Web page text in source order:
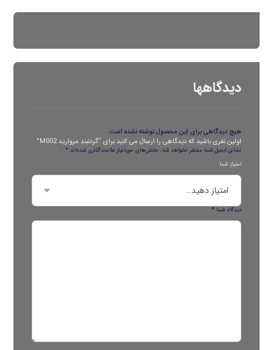
دیدگاهها
هیچ دیدگاهی برای این محصول نوشته نشده است.
اولین نفری باشید که دیدگاهی را ارسال می کنید برای “گردنبند مروارید M002”
نشانی ایمیل شما منتشر نخواهد شد. بخش‌های موردنیاز علامت‌گذاری شده‌اند*
امتیاز شما
دیدگاه شما*